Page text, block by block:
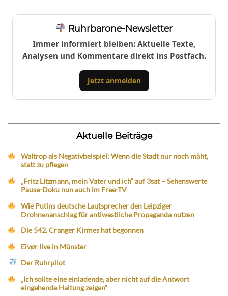
Ruhrbarone-Newsletter
Immer informiert bleiben: Aktuelle Texte,
Analysen und Kommentare direkt ins Postfach.
Jetzt anmelden
Aktuelle Beiträge
Waltrop als Negativbeispiel: Wenn die Stadt nur noch mäht,
statt zu pflegen
„Fritz Litzmann, mein Vater und ich“ auf 3sat – Sehenswerte
Pause-Doku nun auch im Free-TV
Wie Putins deutsche Lautsprecher den Leipziger
Drohnenanschlag für antiwestliche Propaganda nutzen
Die 542. Cranger Kirmes hat begonnen
Eivør live in Münster
Der Ruhrpilot
„Ich sollte eine einladende, aber nicht auf die Antwort
eingehende Haltung zeigen“